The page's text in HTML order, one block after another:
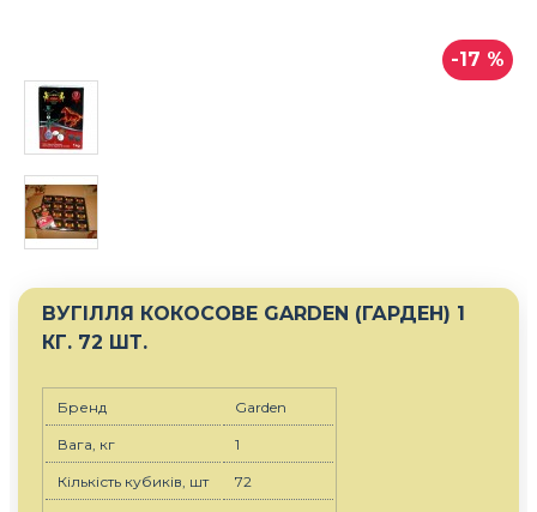
-17 %
ВУГІЛЛЯ КОКОСОВЕ GARDEN (ГАРДЕН) 1
КГ. 72 ШТ.
Бренд Garden
Вага, кг 1
Кількість кубиків, шт 72